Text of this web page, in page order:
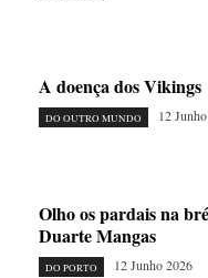
A doença dos Vikings
DO OUTRO MUNDO 12
Olho os pardais na
Duarte Mangas
DO PORTO 12 Junho 2026